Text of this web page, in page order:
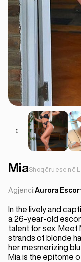
MiaShoqëruese në
Agjenci:Aurora
In the lively and
a 26-year-old
talent for sex. Meet
strands of blonde
her mesmerizing
Mia is the epitome